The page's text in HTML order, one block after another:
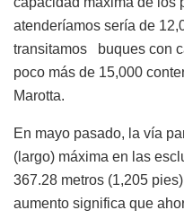
atenderíamos sería de
transitamos buques con
poco más de 15,000
Marotta.
En mayo pasado, la vía
(largo) máxima en las
367.28 metros (1,205
aumento significa que